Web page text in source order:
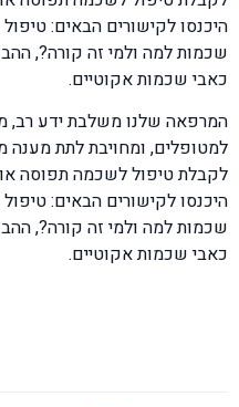
היכנסו לקישורים הבאים:
שכמות למה ולמי זה קורה?,
כאבי שכמות אקוטיים.
המרפאה שלנו משלבת ידע רב,
למטופלים, ומחויבת לתת מענה
לקבלת טיפול לשכמה תפוסה
היכנסו לקישורים הבאים:
שכמות למה ולמי זה קורה?,
כאבי שכמות אקוטיים.